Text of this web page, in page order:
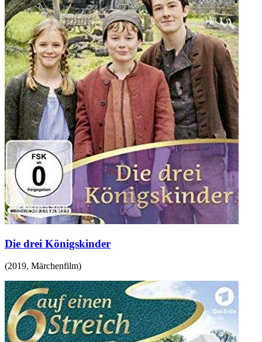
Die drei Königskinder
(2019, Märchenfilm)